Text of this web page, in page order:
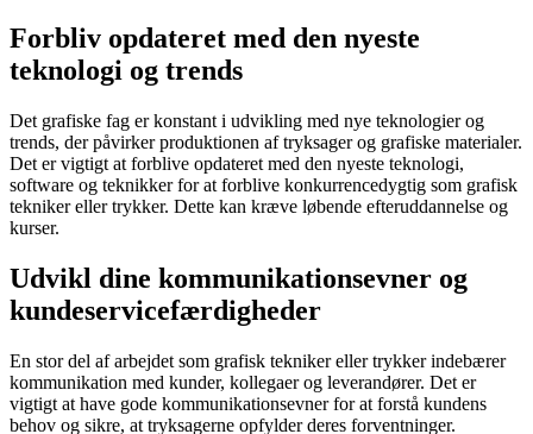
Forbliv opdateret med den nyeste
teknologi og trends
Det grafiske fag er konstant i udvikling med nye teknologier og
trends, der påvirker produktionen af tryksager og grafiske materialer.
Det er vigtigt at forblive opdateret med den nyeste teknologi,
software og teknikker for at forblive konkurrencedygtig som grafisk
tekniker eller trykker. Dette kan kræve løbende efteruddannelse og
kurser.
Udvikl dine kommunikationsevner og
kundeservicefærdigheder
En stor del af arbejdet som grafisk tekniker eller trykker indebærer
kommunikation med kunder, kollegaer og leverandører. Det er
vigtigt at have gode kommunikationsevner for at forstå kundens
behov og sikre, at tryksagerne opfylder deres forventninger.